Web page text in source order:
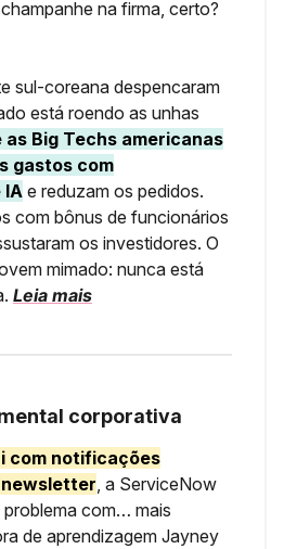
na firma, certo?
sul-coreana despencaram
está roendo as unhas
as Big Techs americanas
gastos com
IA e reduzam os pedidos.
com bônus de funcionários
os investidores. O
mimado: nunca está
Leia mais
corporativa
com notificações
, a ServiceNow
com… mais
de aprendizagem Jayney